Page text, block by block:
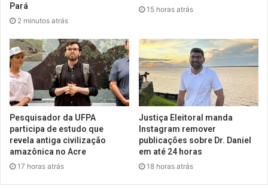
Pará
2 minutos atrás
15 horas atrás
Pesquisador da UFPA
participa de estudo que
revela antiga civilização
amazônica no Acre
17 horas atrás
Justiça Eleitoral manda
Instagram remover
publicações sobre Dr. Daniel
em até 24 horas
18 horas atrás